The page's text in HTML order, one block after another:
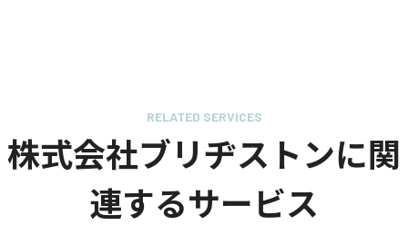
RELATED SERVICES
株式会社ブリヂストンに関
連するサービス